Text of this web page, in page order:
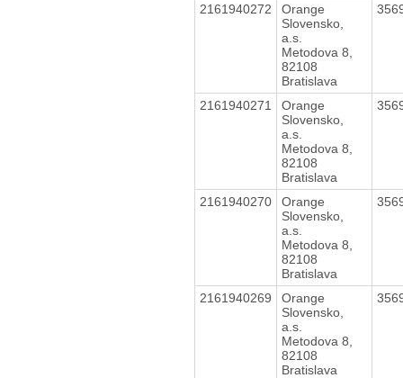
2161940272
Orange
Slovensko,
a.s.
Metodova 8,
82108
Bratislava
2161940271
Orange
Slovensko,
a.s.
Metodova 8,
82108
Bratislava
2161940270
Orange
Slovensko,
a.s.
Metodova 8,
82108
Bratislava
2161940269
Orange
Slovensko,
a.s.
Metodova 8,
82108
Bratislava